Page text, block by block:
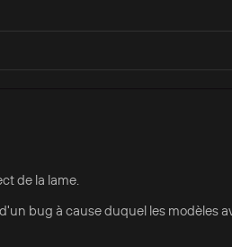
de la lame.
bug à cause duquel les modèles